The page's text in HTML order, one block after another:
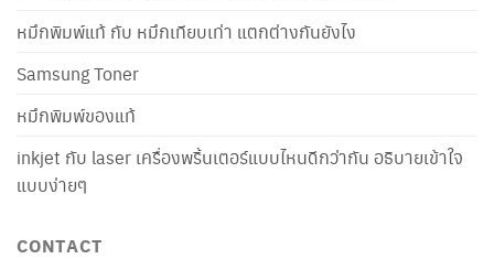
หมึกพิมพ์แท้ กับ หมึกเทียบเท่า แตกต่างกันยังไง
Samsung Toner
หมึกพิมพ์ของแท้
inkjet กับ laser เครื่องพริ้นเตอร์แบบไหนดีกว่ากัน อธิบายเข้าใจ
แบบง่ายๆ
CONTACT